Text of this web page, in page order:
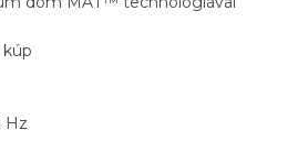
kúp
Hz